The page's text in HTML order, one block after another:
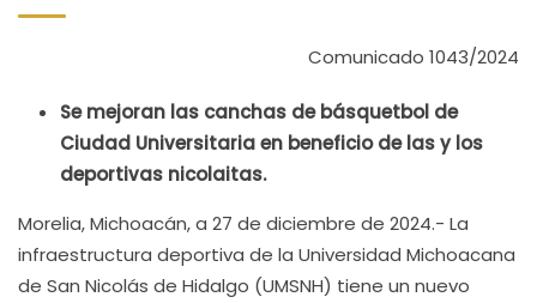
Comunicado 1043/2024
Se mejoran las canchas de básquetbol de
Ciudad Universitaria en beneficio de las y los
deportivas nicolaitas.
Morelia, Michoacán, a 27 de diciembre de 2024.- La
infraestructura deportiva de la Universidad Michoacana
de San Nicolás de Hidalgo (UMSNH) tiene un nuevo